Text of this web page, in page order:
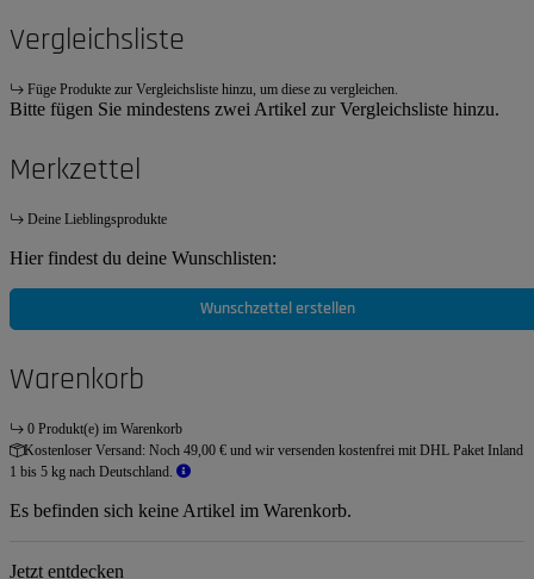
Vergleichsliste
Füge Produkte zur Vergleichsliste hinzu, um diese zu vergleichen.
Bitte fügen Sie mindestens zwei Artikel zur Vergleichsliste hinzu.
Merkzettel
Deine Lieblingsprodukte
Hier findest du deine Wunschlisten:
Wunschzettel erstellen
Warenkorb
0 Produkt(e) im Warenkorb
Kostenloser Versand: Noch 49,00 € und wir versenden kostenfrei mit DHL Paket Inland
1 bis 5 kg nach Deutschland.
Es befinden sich keine Artikel im Warenkorb.
Jetzt entdecken